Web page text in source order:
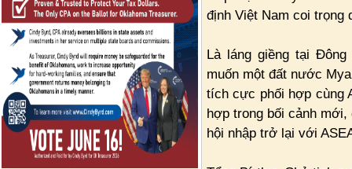
định Việt Nam coi trọng
Là láng giềng tại Đông
muốn một đất nước
tích cực phối hợp cùng
hợp trong bối cảnh
hội nhập trở lại với